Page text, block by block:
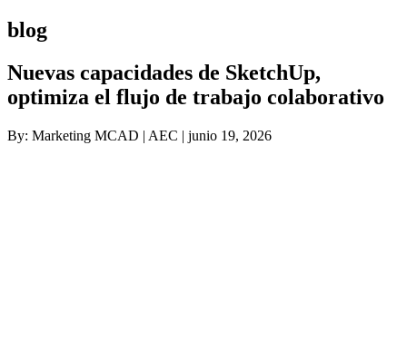
blog
Nuevas capacidades de SketchUp,
optimiza el flujo de trabajo colaborativo
By: Marketing MCAD | AEC | junio 19, 2026